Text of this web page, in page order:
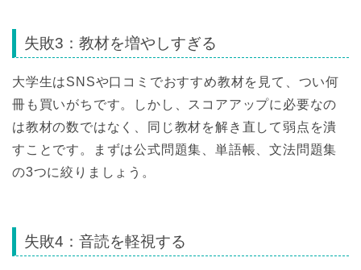
失敗3：教材を増やしすぎる
大学生はSNSや口コミでおすすめ教材を見て、つい何
冊も買いがちです。しかし、スコアアップに必要なの
は教材の数ではなく、同じ教材を解き直して弱点を潰
すことです。まずは公式問題集、単語帳、文法問題集
の3つに絞りましょう。
失敗4：音読を軽視する